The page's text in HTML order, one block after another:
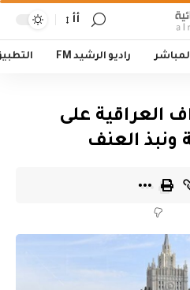
أأ
راديو الرشيد FM
العراقية على
العنف